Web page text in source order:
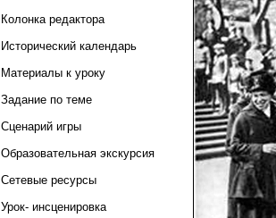
Колонка редактора
Исторический календарь
Материалы к уроку
Задание по теме
Сценарий игры
Образовательная экскурсия
Сетевые ресурсы
Урок- инсценировка